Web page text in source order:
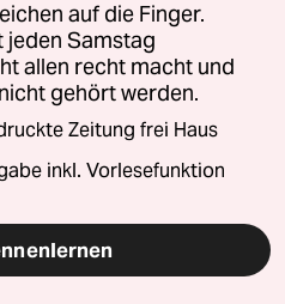
auf die Finger.
jeden Samstag
allen recht macht und
gehört werden.
Zeitung frei Haus
inkl. Vorlesefunktion